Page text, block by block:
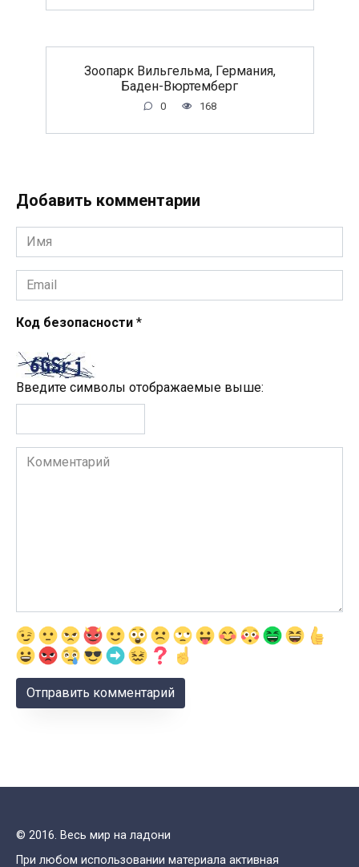
Зоопарк Вильгельма, Германия,
Баден-Вюртемберг
0 168
Добавить комментарии
Имя
*
Email
*
Код безопасности *
Введите символы отображаемые выше:
Комментарий
© 2016. Весь мир на ладони
При любом использовании материала активная